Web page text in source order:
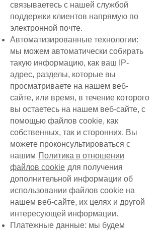
связываетесь с нашей службой
поддержки клиентов напрямую по
электронной почте.
Автоматизированные технологии:
мы можем автоматически собирать
такую информацию, как ваш IP-
адрес, разделы, которые вы
просматриваете на нашем веб-
сайте, или время, в течение которого
вы остаетесь на нашем веб-сайте, с
помощью файлов cookie, как
собственных, так и сторонних. Вы
можете проконсультироваться с
нашим Политика в отношении
файлов cookie для получения
дополнительной информации об
использовании файлов cookie на
нашем веб-сайте, их целях и другой
интересующей информации.
Платежные данные: мы будем